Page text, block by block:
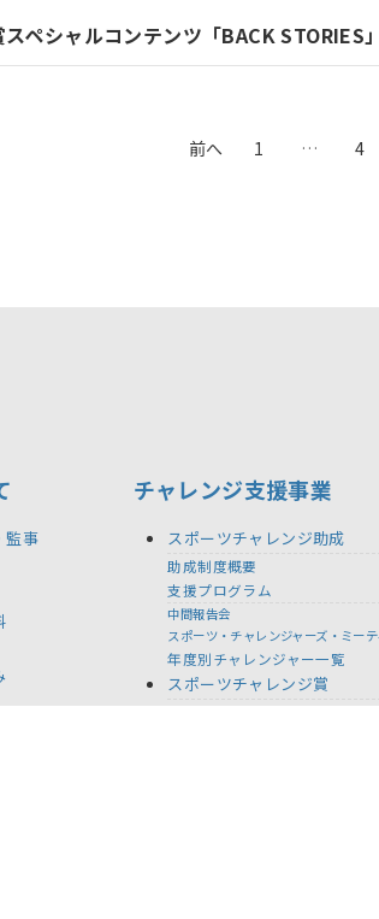
ペシャルコンテンツ「BACK
前へ 1 … 4
監事
チャレンジ支援事業
スポーツチャレンジ助成
助成制度概要
支援プログラム
中間報告会
スポーツ・チャレンジャーズ・ミー
年度別チャレンジャー一覧
スポーツチャレンジ賞